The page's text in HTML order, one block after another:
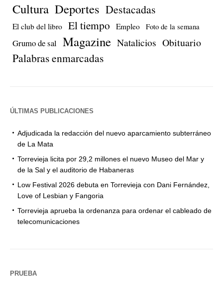
Cultura Deportes Destacadas
El club del libro El tiempo Empleo Foto de la semana
Grumo de sal Magazine Natalicios Obituario
Palabras enmarcadas
ÚLTIMAS PUBLICACIONES
Adjudicada la redacción del nuevo aparcamiento subterráneo
de La Mata
Torrevieja licita por 29,2 millones el nuevo Museo del Mar y
de la Sal y el auditorio de Habaneras
Low Festival 2026 debuta en Torrevieja con Dani Fernández,
Love of Lesbian y Fangoria
Torrevieja aprueba la ordenanza para ordenar el cableado de
telecomunicaciones
PRUEBA